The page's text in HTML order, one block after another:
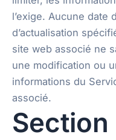
l’exige. Aucune date
d’actualisation
site web associé ne
une modification ou
informations du
associé.
Section